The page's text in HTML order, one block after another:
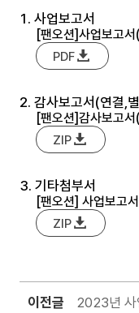
1. 사업보고서
[팬오션]사업보고
PDF
2. 감사보고서(연결,
[팬오션]감사보고
ZIP
3. 기타첨부서
[팬오션] 사업보
ZIP
이전글 2023년 사